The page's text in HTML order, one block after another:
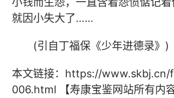
就因小失大了……
(引自丁福保《少年进德录》)
本文链接： https://www.skbj.cn/
006.html 【寿康宝鉴网站所有内